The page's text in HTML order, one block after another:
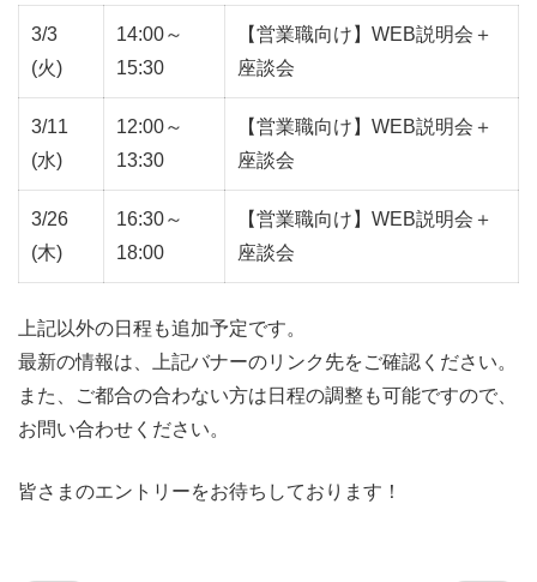
3/3
(火)
14:00～
15:30
【営業職向け】WEB説明会＋
座談会
3/11
(水)
12:00～
13:30
【営業職向け】WEB説明会＋
座談会
3/26
(木)
16:30～
18:00
【営業職向け】WEB説明会＋
座談会
上記以外の日程も追加予定です。
最新の情報は、上記バナーのリンク先をご確認ください。
また、ご都合の合わない方は日程の調整も可能ですので、
お問い合わせください。
皆さまのエントリーをお待ちしております！